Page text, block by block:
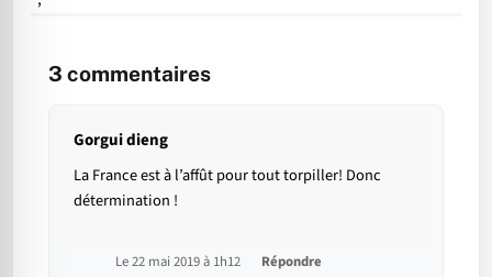
3 commentaires
Gorgui dieng
La France est à l’affût pour tout torpiller! Donc
détermination !
Le 22 mai 2019 à 1h12 Répondre